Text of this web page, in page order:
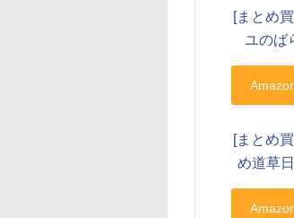
[まとめ
ユのば
[まとめ
め道草